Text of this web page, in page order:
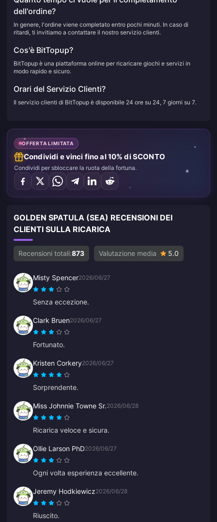
dell'ordine?
In genere, l'ordine viene completato entro pochi minuti. In caso di
ritardi, ti invitiamo a contattare il nostro servizio clienti.
Cos'è BitTopup?
BitTopup è una piattaforma online per ricaricare giochi e servizi in
modo rapido e sicuro.
Orari del Servizio Clienti?
Il servizio clienti di BitTopup è disponibile 24 ore su 24, 7 giorni su 7.
OFFERTA LIMITATA
Condividi e vinci fino al 10% di SCONTO
Condividi per sbloccare la ruota della fortuna.
GOLDEN SPATULA (SEA) RECENSIONI DEI
CLIENTI SULLA RICARICA
Recensioni totali:873 Valutazione media 5.0
Misty Spencer2026/06/27
Senza eccezione.
Clark Bruen2026/06/27
Fortunato.
Kristen Corkery2026/06/27
Sorprendente.
Miss Johnnie Towne Sr.2026/06/28
Ricarica veloce e sicura.
Ollie Larson PhD2026/06/27
Ogni volta esperienza eccellente.
Jeremy Hodkiewicz2026/06/28
Riuscito.